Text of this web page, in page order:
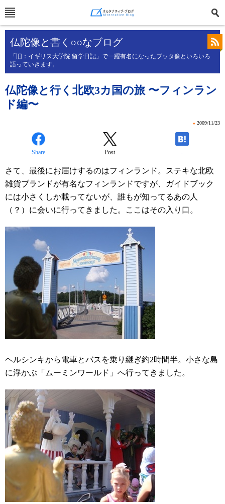
仏陀像と書く○○なブログ
「旧：イギリス大学院 留学日記」で一躍有名になったブッタ像といろいろ
語っていきます。
仏陀像と行く北欧3カ国の旅 〜フィンラン
ド編〜
» 2009/11/23
Share Post -
さて、最後にお届けするのはフィンランド。ステキな北欧
雑貨ブランドが有名なフィンランドですが、ガイドブック
には小さくしか載ってないが、誰もが知ってるあの人
（？）に会いに行ってきました。ここはその入り口。
ヘルシンキから電車とバスを乗り継ぎ約2時間半。小さな島
に浮かぶ「ムーミンワールド」へ行ってきました。